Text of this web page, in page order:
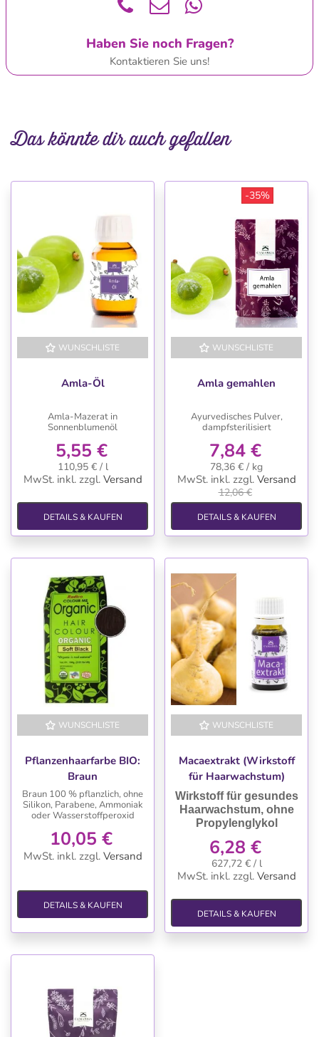
Haben Sie noch Fragen?
Kontaktieren Sie uns!
Das könnte dir auch gefallen
WUNSCHLISTE
Amla-Öl
Amla-Mazerat in
Sonnenblumenöl
5,55 €
110,95 € / l
MwSt. inkl. zzgl. Versand
DETAILS & KAUFEN
-35%
WUNSCHLISTE
Amla gemahlen
Ayurvedisches Pulver,
dampfsterilisiert
7,84 €
78,36 € / kg
MwSt. inkl. zzgl. Versand
12,06 €
DETAILS & KAUFEN
WUNSCHLISTE
Pflanzenhaarfarbe BIO:
Braun
Braun 100 % pflanzlich, ohne
Silikon, Parabene, Ammoniak
oder Wasserstoffperoxid
10,05 €
MwSt. inkl. zzgl. Versand
DETAILS & KAUFEN
WUNSCHLISTE
Macaextrakt (Wirkstoff
für Haarwachstum)
Wirkstoff für gesundes
Haarwachstum, ohne
Propylenglykol
6,28 €
627,72 € / l
MwSt. inkl. zzgl. Versand
DETAILS & KAUFEN